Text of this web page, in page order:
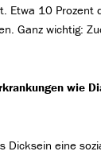
Etwa 10 Prozent
Ganz wichtig:
wie
Dicksein eine